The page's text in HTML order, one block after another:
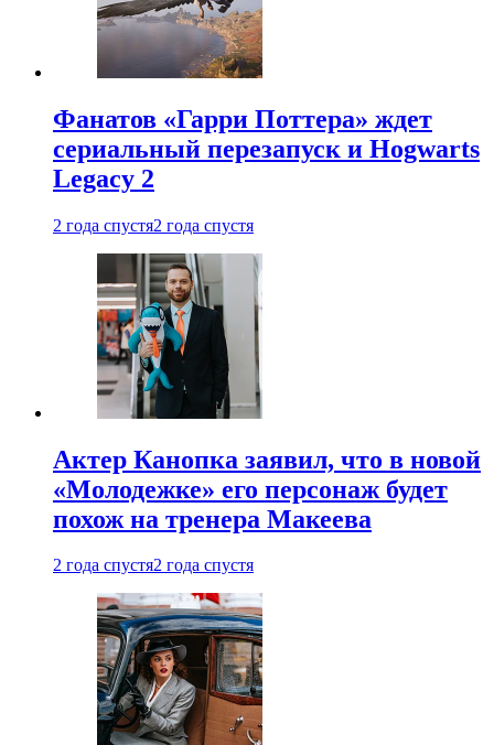
Фанатов «Гарри Поттера» ждет
сериальный перезапуск и Hogwarts
Legacy 2
2 года спустя2 года спустя
Актер Канопка заявил, что в новой
«Молодежке» его персонаж будет
похож на тренера Макеева
2 года спустя2 года спустя